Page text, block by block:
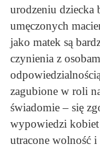
urodzeniu dziecka
umęczonych
jako matek są
czynienia z
zagubione w roli
świadomie – się
wypowiedzi
utracone wolność i